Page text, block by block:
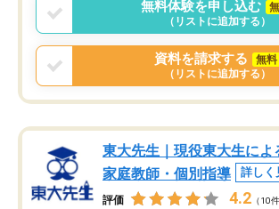
無料体験を申し込む
（リストに追加する）
資料を請求する
無料
（リストに追加する）
東大先生｜現役東大生によ
家庭教師・個別指導
詳しく
評価 4.2 （10件